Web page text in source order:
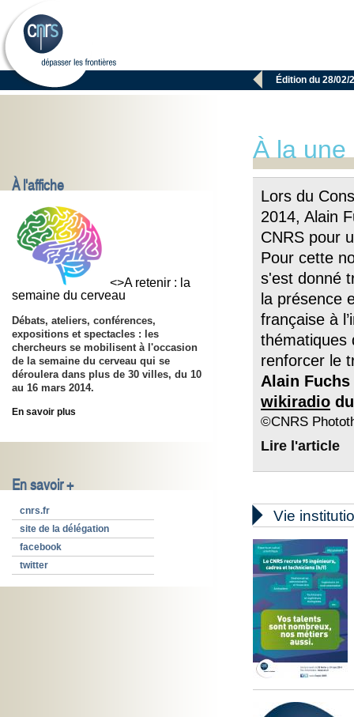
 Édition du 28/02/
À l'affiche
<>A retenir : la
semaine du cerveau
Débats, ateliers, conférences,
expositions et spectacles : les
chercheurs se mobilisent à l'occasion
de la semaine du cerveau qui se
déroulera dans plus de 30 villes, du 10
au 16 mars 2014.
En savoir plus
En savoir +
cnrs.fr
site de la délégation
facebook
twitter
À la une
Lors du
2014, Alain
CNRS pour
Pour cette
s'est donné
la présence
française à
thématiques
renforcer le
Alain
wikiradio
©CNRS
Lire l'article
 Vie